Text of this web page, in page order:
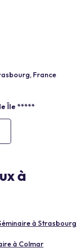
France
à
à Strasbourg
à Colmar